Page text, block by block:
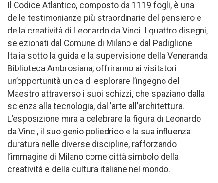
Il Codice Atlantico, composto da 1119 fogli, è una
delle testimonianze più straordinarie del pensiero e
della creatività di Leonardo da Vinci. I quattro disegni,
selezionati dal Comune di Milano e dal Padiglione
Italia sotto la guida e la supervisione della Veneranda
Biblioteca Ambrosiana, offriranno ai visitatori
un’opportunità unica di esplorare l’ingegno del
Maestro attraverso i suoi schizzi, che spaziano dalla
scienza alla tecnologia, dall’arte all’architettura.
L’esposizione mira a celebrare la figura di Leonardo
da Vinci, il suo genio poliedrico e la sua influenza
duratura nelle diverse discipline, rafforzando
l’immagine di Milano come città simbolo della
creatività e della cultura italiane nel mondo.